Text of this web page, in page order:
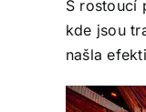
S rostoucí
kde jsou
našla